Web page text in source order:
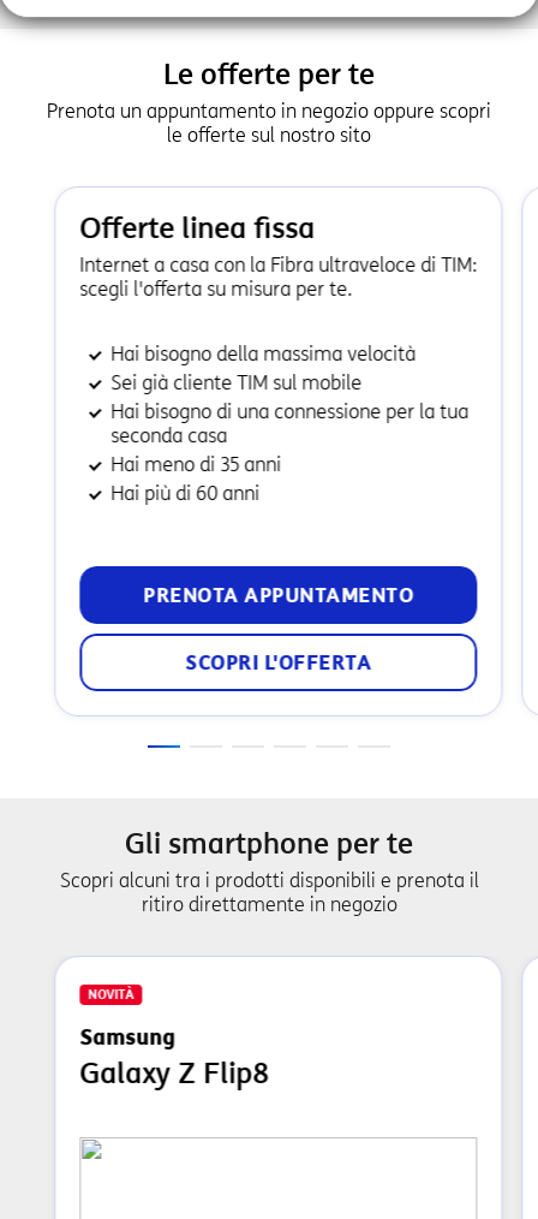
Le offerte per te
Prenota un appuntamento in negozio oppure scopri
le offerte sul nostro sito
Offerte linea fissa
Internet a casa con la Fibra ultraveloce di TIM:
scegli l'offerta su misura per te.
Hai bisogno della massima velocità
Sei già cliente TIM sul mobile
Hai bisogno di una connessione per la tua
seconda casa
Hai meno di 35 anni
Hai più di 60 anni
PRENOTA APPUNTAMENTO
SCOPRI L'OFFERTA
Gli smartphone per te
Scopri alcuni tra i prodotti disponibili e prenota il
ritiro direttamente in negozio
NOVITÀ
Samsung
Galaxy Z Flip8